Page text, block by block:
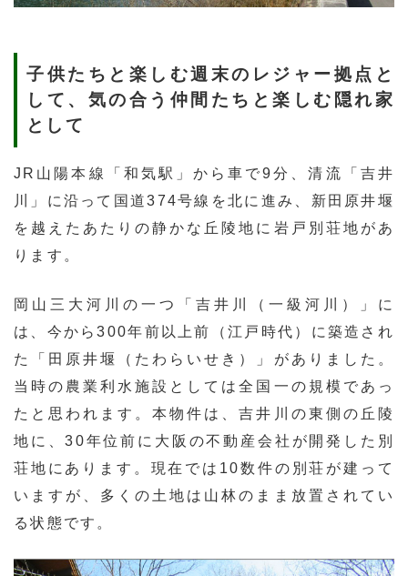
子供たちと楽しむ週末のレジャー拠点と
して、気の合う仲間たちと楽しむ隠れ家
として
JR山陽本線「和気駅」から車で9分、清流「吉井
川」に沿って国道374号線を北に進み、新田原井堰
を越えたあたりの静かな丘陵地に岩戸別荘地があ
ります。
岡山三大河川の一つ「吉井川（一級河川）」に
は、今から300年前以上前（江戸時代）に築造され
た「田原井堰（たわらいせき）」がありました。
当時の農業利水施設としては全国一の規模であっ
たと思われます。本物件は、吉井川の東側の丘陵
地に、30年位前に大阪の不動産会社が開発した別
荘地にあります。現在では10数件の別荘が建って
いますが、多くの土地は山林のまま放置されてい
る状態です。